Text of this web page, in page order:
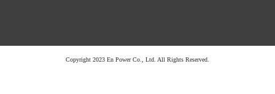
Copyright 2023 En Power Co., Ltd. All Rights Reserved.